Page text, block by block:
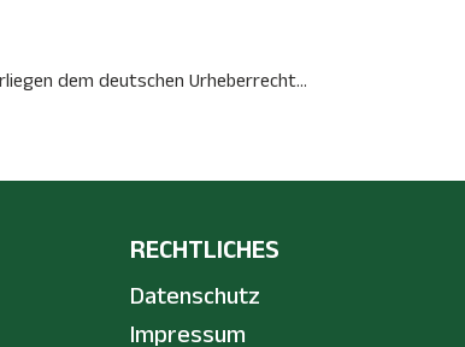
dem deutschen Urheberrecht...
RECHTLICHES
Datenschutz
Impressum